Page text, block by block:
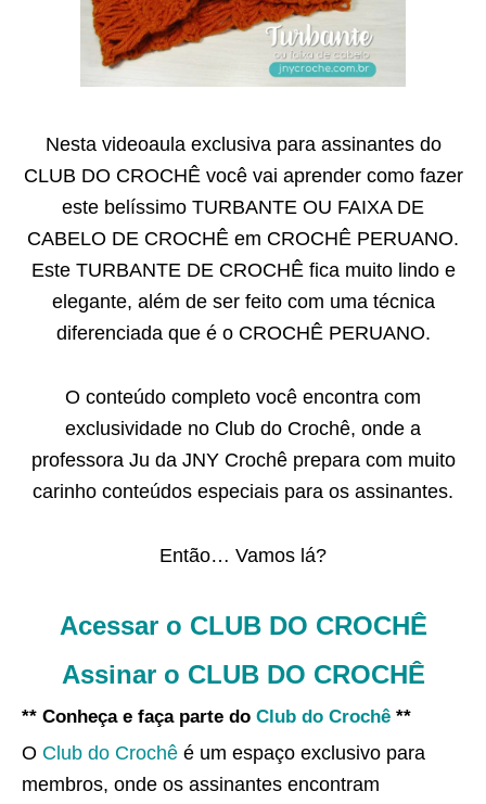
Nesta videoaula exclusiva para assinantes do
CLUB DO CROCHÊ você vai aprender como fazer
este belíssimo TURBANTE OU FAIXA DE
CABELO DE CROCHÊ em CROCHÊ PERUANO.
Este TURBANTE DE CROCHÊ fica muito lindo e
elegante, além de ser feito com uma técnica
diferenciada que é o CROCHÊ PERUANO.
O conteúdo completo você encontra com
exclusividade no Club do Crochê, onde a
professora Ju da JNY Crochê prepara com muito
carinho conteúdos especiais para os assinantes.
Então… Vamos lá?
Acessar o CLUB DO CROCHÊ
Assinar o CLUB DO CROCHÊ
** Conheça e faça parte do Club do Crochê **
O Club do Crochê é um espaço exclusivo para
membros, onde os assinantes encontram